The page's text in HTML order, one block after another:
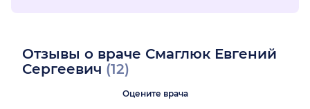
Отзывы о враче Смаглюк Евгений
Сергеевич (12)
Оцените врача